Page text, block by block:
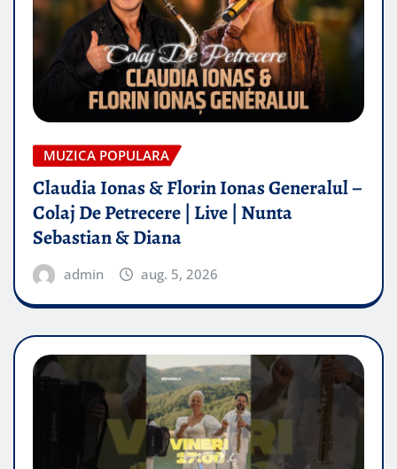
MUZICA POPULARA
Claudia Ionas & Florin Ionas Generalul –
Colaj De Petrecere | Live | Nunta
Sebastian & Diana
admin aug. 5, 2026